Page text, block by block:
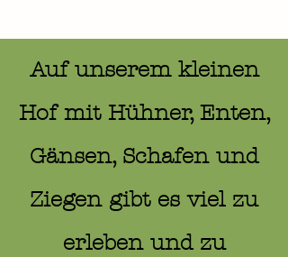
Auf unserem kleinen
Hof mit Hühner, Enten,
Gänsen, Schafen und
Ziegen gibt es viel zu
erleben und zu